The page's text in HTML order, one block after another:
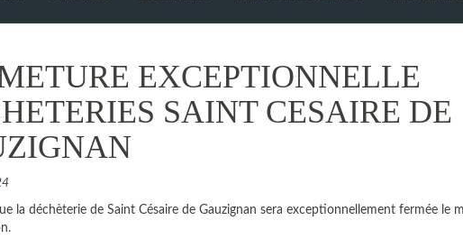
EXCEPTIONNELLE
SAINT CESAIRE DE
la déchèterie de Saint Césaire de Gauzignan sera exceptionnellement fermée le